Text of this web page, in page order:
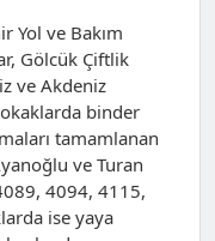
Yol ve Bakım
Gölcük Çiftlik
ve Akdeniz
binder
tamamlanan
ve Turan
4094, 4115,
ise yaya